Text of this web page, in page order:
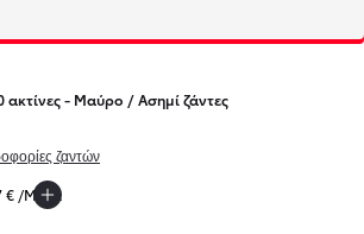
ακτίνες - Μαύρο / Ασημί ζάντες
ζαντών
€ /Μήνα